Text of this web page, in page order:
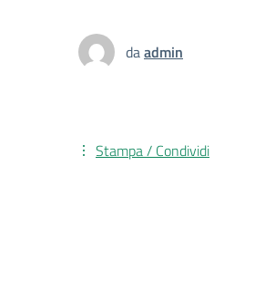
daadmin
Stampa / Condividi